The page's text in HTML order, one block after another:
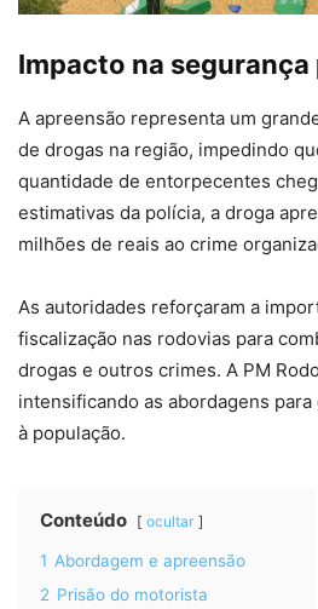
Impacto na segurança
A apreensão representa um
de drogas na região, impedindo
quantidade de entorpecentes
estimativas da polícia, a droga
milhões de reais ao crime
As autoridades reforçaram a
fiscalização nas rodovias para
drogas e outros crimes. A PM
intensificando as abordagens
à população.
Conteúdo ocultar
1 Abordagem e apreensão
2 Prisão do motorista